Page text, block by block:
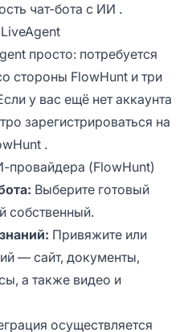
чат-бота с ИИ .
просто: потребуется
стороны FlowHunt и три
у вас ещё нет аккаунта
зарегистрироваться на
.
провайдера (FlowHunt)
Выберите готовый
собственный.
Привяжите или
— сайт, документы,
а также видео и
осуществляется